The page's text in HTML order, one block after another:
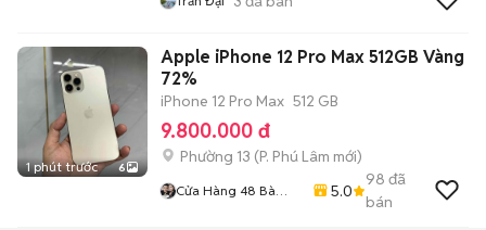
1 phút trước 6
Apple iPhone 12 Pro Max 512GB Vàng
72%
iPhone 12 Pro Max 512 GB
9.800.000 đ
Phường 13 (P. Phú Lâm mới)
Cửa Hàng 48 Bà
5.0
98 đã
bán